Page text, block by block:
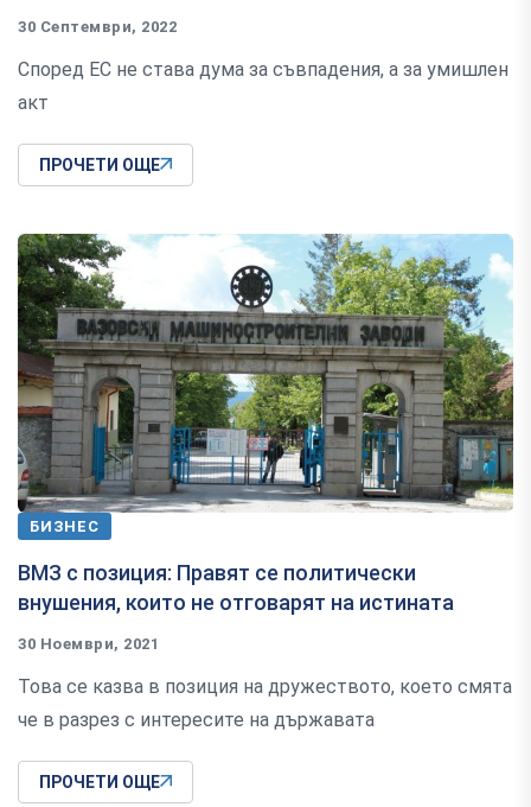
30 Септември, 2022
Според ЕС не става дума за съвпадения, а за умишлен
акт
ПРОЧЕТИ ОЩЕ
БИЗНЕС
ВМЗ с позиция: Правят се политически
внушения, които не отговарят на истината
30 Ноември, 2021
Това се казва в позиция на дружеството, което смята
че в разрез с интересите на държавата
ПРОЧЕТИ ОЩЕ